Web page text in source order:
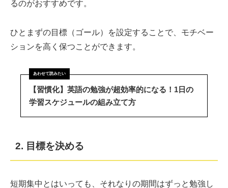
るのがおすすめです。
ひとまずの目標（ゴール）を設定することで、モチベー
ションを高く保つことができます。
【習慣化】英語の勉強が超効率的になる！1日の
学習スケジュールの組み立て方
2. 目標を決める
短期集中とはいっても、それなりの期間はずっと勉強し